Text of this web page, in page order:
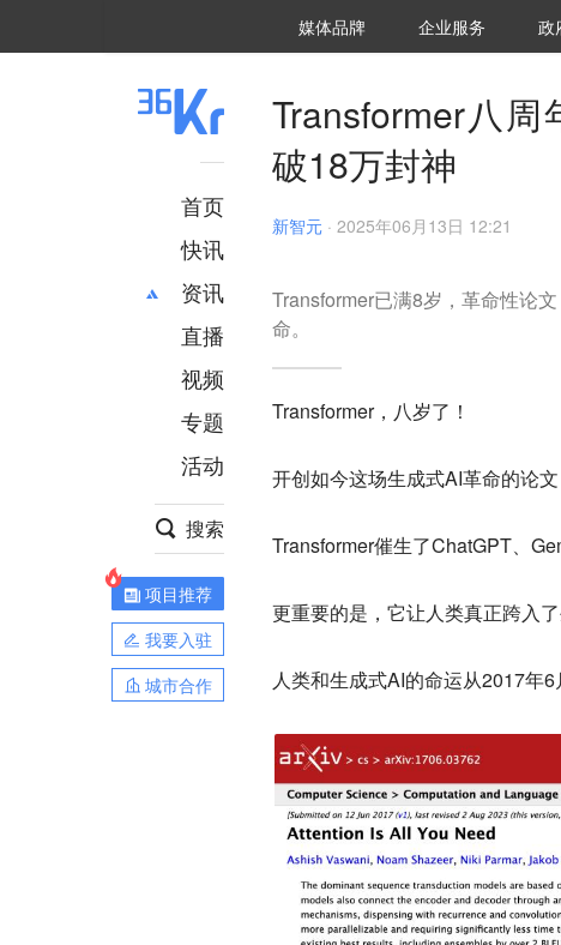
媒体品牌 36Kr研究院
企业服务 城
政
首页
快讯
资讯
推荐
财经
项目推荐
安徽
直播
视频
专题
活动
搜索
项目推荐
我要入驻
城市合作
Transformer八周
破18万封神
新智元 · 2025年06月13日 12:21
Transformer已满8岁，革命性论
命。
Transformer，八岁了！
开创如今这场生成式AI革命的论
Transformer催生了ChatGPT、
更重要的是， 它让人类真正跨入了
人类和生成式AI的命运从2017年